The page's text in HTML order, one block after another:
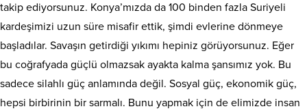
takip ediyorsunuz. Konya’mızda da 100 binden fazla Suriyeli
kardeşimizi uzun süre misafir ettik, şimdi evlerine dönmeye
başladılar. Savaşın getirdiği yıkımı hepiniz görüyorsunuz. Eğer
bu coğrafyada güçlü olmazsak ayakta kalma şansımız yok. Bu
sadece silahlı güç anlamında değil. Sosyal güç, ekonomik güç,
hepsi birbirinin bir sarmalı. Bunu yapmak için de elimizde insan